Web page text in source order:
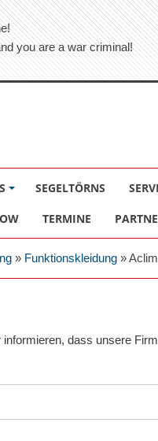
you are a war criminal!
SEGELTÖRNS
TERMINE
» Funktionskleidung »
dass unsere